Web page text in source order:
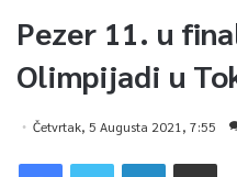
Pezer 11. u
Olimpijadi u
Četvrtak, 5 Augusta 2021, 7:55